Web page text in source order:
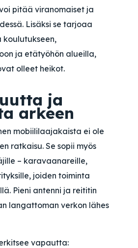
pitää viranomaiset ja
Lisäksi se tarjoaa
koulutukseen,
ja etätyöhön alueilla,
olleet heikot.
ja
arkeen
mobiililaajakaista ei ole
ratkaisu. Se sopii myös
– karavaanareille,
joiden toiminta
Pieni antenni ja reititin
langattoman verkon lähes
vapautta: